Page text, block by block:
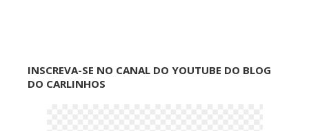
INSCREVA-SE NO CANAL DO YOUTUBE DO BLOG
DO CARLINHOS